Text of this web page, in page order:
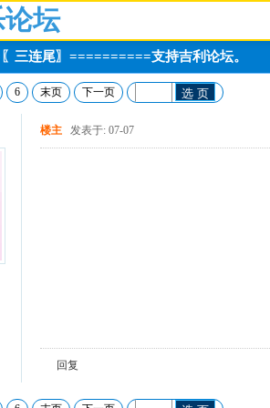
坛
三连尾〗==========支持吉利论坛。
6 末页 下一页 选 页
楼主 发表于: 07-07
回复